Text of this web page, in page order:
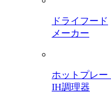
ドライフード
メーカー
ホットプレー
IH調理器